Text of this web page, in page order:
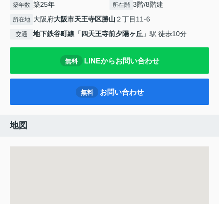
築年数 築25年 所在階 3階/8階建
所在地 大阪府大阪市天王寺区勝山 ２丁目11-6
交通 地下鉄谷町線 「 四天王寺前夕陽ヶ丘 」駅 徒歩10分
無料 LINEからお問い合わせ
無料 お問い合わせ
地図